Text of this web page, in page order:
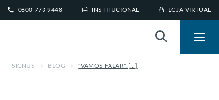
0800 773 9448 INSTITUCIONAL LOJA VIRTUAL
SIGNUS BLOG "VAMOS FALAR":[...]